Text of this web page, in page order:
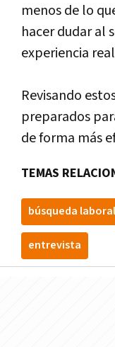
menos de lo
hacer dudar al
experiencia
Revisando
preparados
de forma más
TEMAS
búsqueda laboral
entrevista